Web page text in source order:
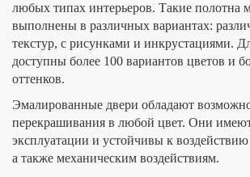
любых типах интерьеров. Такие полотна
выполнены в различных вариантах:
текстур, с рисунками и инкрустациями.
доступны более 100 вариантов цветов и
оттенков.
Эмалированные двери обладают
перекрашивания в любой цвет. Они
эксплуатации и устойчивы к
а также механическим воздействиям.